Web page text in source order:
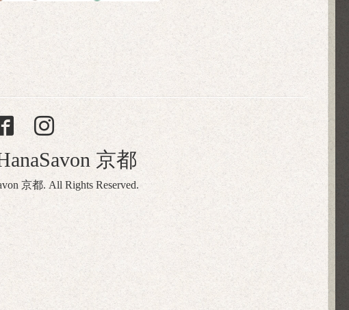
京都
京都. All Rights Reserved.